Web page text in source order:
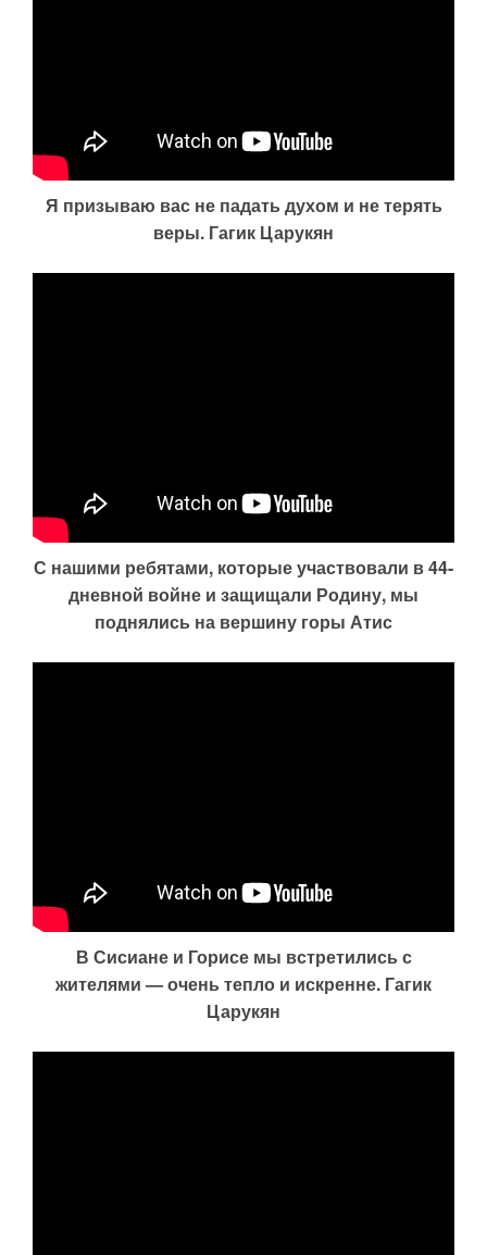
Я призываю вас не падать духом и не терять
веры. Гагик Царукян
С нашими ребятами, которые участвовали в 44-
дневной войне и защищали Родину, мы
поднялись на вершину горы Атис
В Сисиане и Горисе мы встретились с
жителями — очень тепло и искренне. Гагик
Царукян